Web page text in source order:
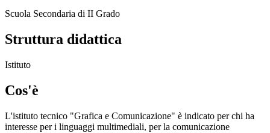
Scuola Secondaria di II Grado
Struttura didattica
Istituto
Cos'è
L'istituto tecnico "Grafica e Comunicazione" è indicato per chi ha
interesse per i linguaggi multimediali, per la comunicazione